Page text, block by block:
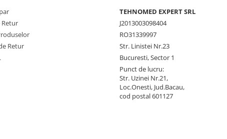
Retur
Retur
TEHNOMED EXPERT SRL
J2013003098404
RO31339997
Str. Linistei Nr.23
Bucuresti, Sector 1
Punct de lucru:
Str. Uzinei Nr.21,
Loc.Onesti, Jud.Bacau,
cod postal 601127